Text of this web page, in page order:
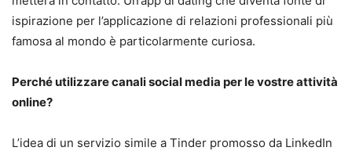
ispirazione per l’applicazione di relazioni professionali più
famosa al mondo è particolarmente curiosa.
Perché utilizzare canali social media per le vostre attività
online?
L’idea di un servizio simile a Tinder promosso da LinkedIn